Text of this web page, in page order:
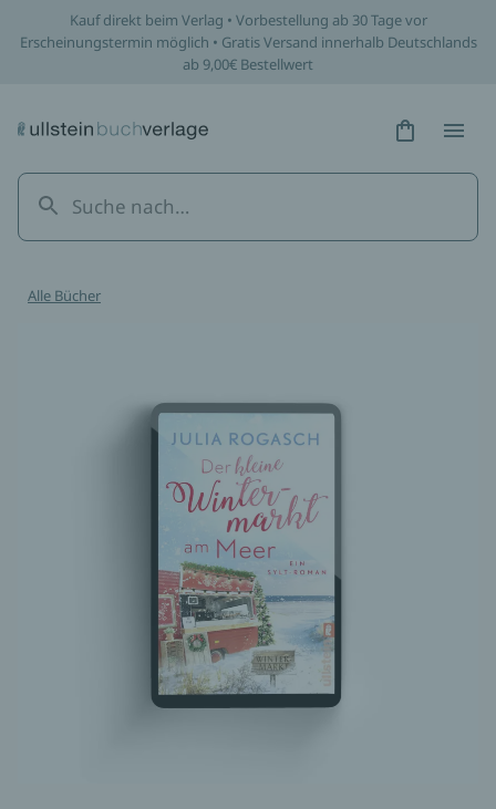
Kauf direkt beim Verlag • Vorbestellung ab 30 Tage vor
Erscheinungstermin möglich • Gratis Versand innerhalb Deutschlands
ab 9,00€ Bestellwert
Hidden
Alle Bücher